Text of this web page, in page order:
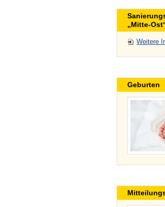
„Mitte-
Weitere
Geburten